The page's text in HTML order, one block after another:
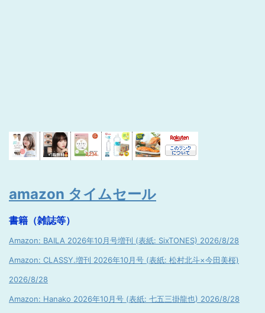
amazon タイムセール
書籍（雑誌等）
Amazon: BAILA 2026年10月号増刊 (表紙: SixTONES) 2026/8/28
Amazon: CLASSY.増刊 2026年10月号 (表紙: 松村北斗×今田美桜)
2026/8/28
Amazon: Hanako 2026年10月号 (表紙: 七五三掛龍也) 2026/8/28